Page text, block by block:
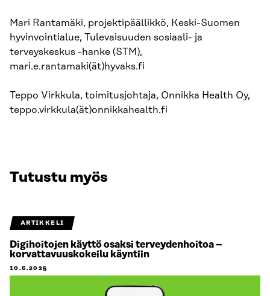
Mari Rantamäki, projektipäällikkö, Keski-Suomen
hyvinvointialue, Tulevaisuuden sosiaali- ja
terveyskeskus -hanke (STM),
mari.e.rantamaki(ät)hyvaks.fi
Teppo Virkkula, toimitusjohtaja, Onnikka Health Oy,
teppo.virkkula(ät)onnikkahealth.fi
Tutustu myös
ARTIKKELI
Digihoitojen käyttö osaksi terveydenhoitoa –
korvattavuuskokeilu käyntiin
10.6.2025